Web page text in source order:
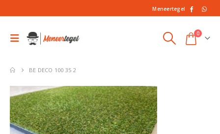
Meneertegel
0
BE DECO 100 35 2